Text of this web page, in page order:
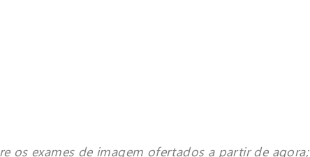
os exames de imagem ofertados a partir de agora;